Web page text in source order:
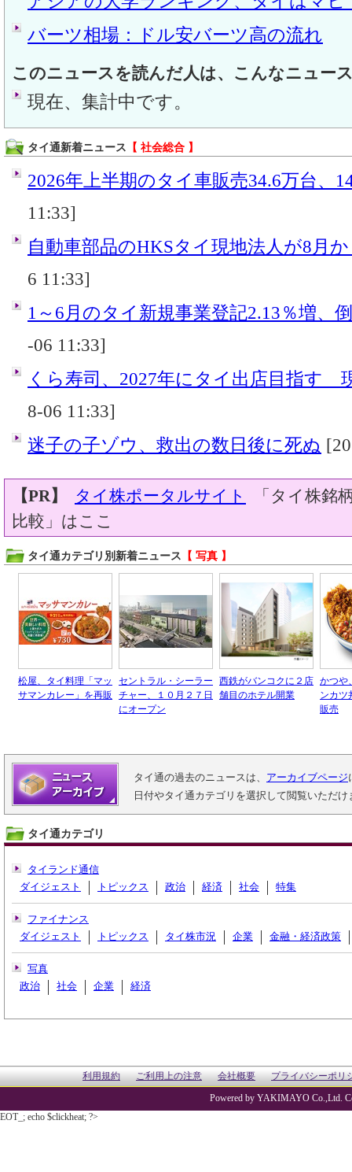
バーツ相場：ドル安バーツ高の流れ
このニュースを読んだ人は、こんなニュー
現在、集計中です。
タイ通新着ニュース 【 社会総合 】
2026年上半期のタイ車販売34.6万台、
11:33]
自動車部品のHKSタイ現地法人が8月
6 11:33]
1～6月のタイ新規事業登記2.13％増、
-06 11:33]
くら寿司、2027年にタイ出店目指す
8-06 11:33]
迷子の子ゾウ、救出の数日後に死ぬ
【PR】 タイ株ポータルサイト
「タイ株銘
比較」はここ
タイ通カテゴリ別新着ニュース 【 写真 】
松屋、タイ料理「マッ
サマンカレー」を再販
セントラル・シーラー
チャー、１０月２７日
にオープン
西鉄がバンコクに２店
舗目のホテル開業
かつや
ンカツ
販売
タイ通の過去のニュースは、 アーカイブページ
日付やタイ通カテゴリを選択して閲覧いただけ
タイ通カテゴリ
タイランド通信
ダイジェスト
トピックス 政治 経済 社会 特集
ファイナンス
ダイジェスト
トピックス タイ株市況 企業 金融・経済政策
写真
政治
社会 企業 経済
利用規約 ご利用上の注意 会社概要 プライバシーポリ
Powered by YAKIMAYO Co.,Ltd.
EOT_; echo $clickheat; ?>